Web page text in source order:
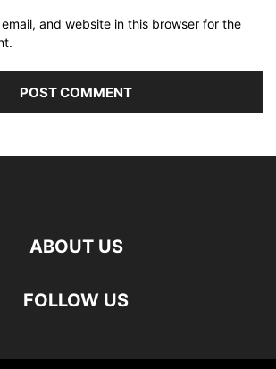
and website in this browser for the
ABOUT US
FOLLOW US